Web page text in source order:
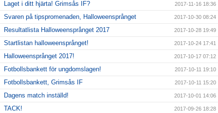
Laget i ditt hjärta! Grimsås IF? 2017-11-16 18:36
Svaren på tipspromenaden, Halloweensprånget 2017-10-30 08:24
Resultatlista Halloweensprånget 2017 2017-10-28 19:49
Startlistan halloweensprånget! 2017-10-24 17:41
Halloweensprånget 2017! 2017-10-17 07:12
Fotbollsbankett för ungdomslagen! 2017-10-11 19:10
Fotbollsbankett, Grimsås IF 2017-10-11 15:20
Dagens match inställd! 2017-10-01 14:06
TACK! 2017-09-26 18:28